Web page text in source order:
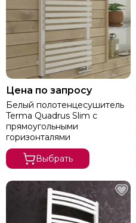
Цена по запросу
Белый полотенцесушитель
Terma Quadrus Slim с
прямоугольными
горизонталями
Выбрать